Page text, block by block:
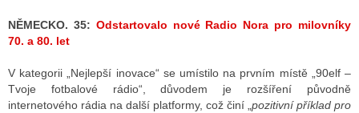
STÁT BLOGEREM
BLOGERA
NĚMECKO. 35: Odstartovalo nové Radio Nora pro milovníky
70. a 80. let
V kategorii „Nejlepší inovace“ se umístilo na prvním místě „90elf –
Tvoje fotbalové rádio“, důvodem je rozšíření původně
internetového rádia na další platformy, což činí „ pozitivní příklad pro